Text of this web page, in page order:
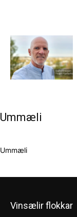
Ummæli
Ummæli
Vinsælir flokkar